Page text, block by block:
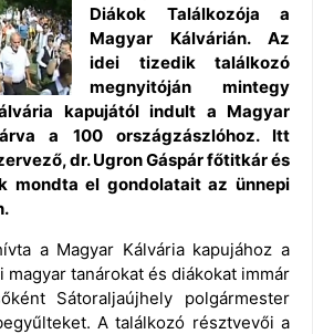
Diákok Találkozója a
Magyar Kálvárián. Az
idei tizedik találkozó
megnyitóján mintegy
kapujától indult a Magyar
a 100 országzászlóhoz. Itt
dr. Ugron Gáspár főtitkár és
mondta el gondolatait az ünnepi
a Magyar Kálvária kapujához a
tanárokat és diákokat immár
Sátoraljaújhely polgármester
A találkozó résztvevői a